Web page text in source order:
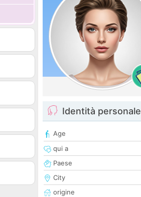
Identità personale
Age
qui a
Paese
City
origine